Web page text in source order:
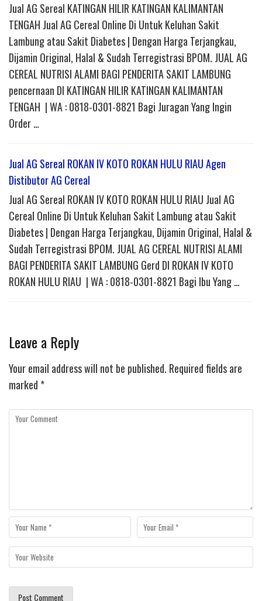
Jual AG Sereal KATINGAN HILIR KATINGAN KALIMANTAN
TENGAH Jual AG Cereal Online Di Untuk Keluhan Sakit
Lambung atau Sakit Diabetes | Dengan Harga Terjangkau,
Dijamin Original, Halal & Sudah Terregistrasi BPOM. JUAL AG
CEREAL NUTRISI ALAMI BAGI PENDERITA SAKIT LAMBUNG
pencernaan DI KATINGAN HILIR KATINGAN KALIMANTAN
TENGAH | WA : 0818-0301-8821 Bagi Juragan Yang Ingin
Order …
Jual AG Sereal ROKAN IV KOTO ROKAN HULU RIAU Agen
Distibutor AG Cereal
Jual AG Sereal ROKAN IV KOTO ROKAN HULU RIAU Jual AG
Cereal Online Di Untuk Keluhan Sakit Lambung atau Sakit
Diabetes | Dengan Harga Terjangkau, Dijamin Original, Halal &
Sudah Terregistrasi BPOM. JUAL AG CEREAL NUTRISI ALAMI
BAGI PENDERITA SAKIT LAMBUNG Gerd DI ROKAN IV KOTO
ROKAN HULU RIAU | WA : 0818-0301-8821 Bagi Ibu Yang …
Leave a Reply
Your email address will not be published. Required fields are
marked *